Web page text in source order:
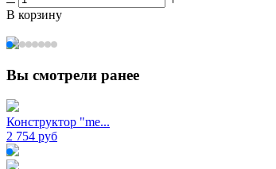
В корзину
Вы смотрели ранее
Конструктор "me...
2 754 руб